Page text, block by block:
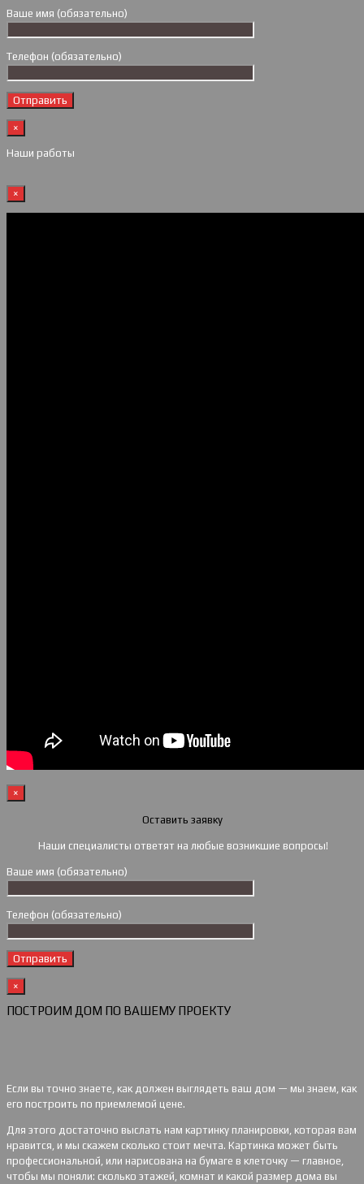
Ваше имя (обязательно)
Телефон (обязательно)
×
Наши работы
×
×
Оставить заявку
Наши специалисты ответят на любые возникшие вопросы!
Ваше имя (обязательно)
Телефон (обязательно)
×
ПОСТРОИМ ДОМ ПО ВАШЕМУ ПРОЕКТУ
Если вы точно знаете, как должен выглядеть ваш дом — мы знаем, как
его построить по приемлемой цене.
Для этого достаточно выслать нам картинку планировки, которая вам
нравится, и мы скажем сколько стоит мечта. Картинка может быть
профессиональной, или нарисована на бумаге в клеточку — главное,
чтобы мы поняли: сколько этажей, комнат и какой размер дома вы